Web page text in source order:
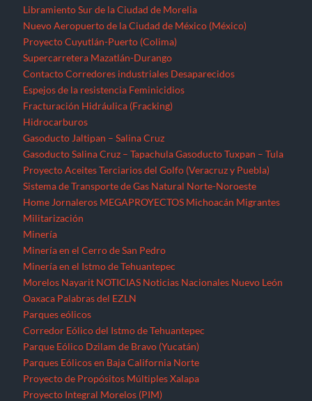
Libramiento Sur de la Ciudad de Morelia
Nuevo Aeropuerto de la Ciudad de México (México)
Proyecto Cuyutlán-Puerto (Colima)
Supercarretera Mazatlán-Durango
Contacto Corredores industriales Desaparecidos
Espejos de la resistencia Feminicidios
Fracturación Hidráulica (Fracking)
Hidrocarburos
Gasoducto Jaltipan – Salina Cruz
Gasoducto Salina Cruz – Tapachula Gasoducto Tuxpan – Tula
Proyecto Aceites Terciarios del Golfo (Veracruz y Puebla)
Sistema de Transporte de Gas Natural Norte-Noroeste
Home Jornaleros MEGAPROYECTOS Michoacán Migrantes
Militarización
Minería
Minería en el Cerro de San Pedro
Minería en el Istmo de Tehuantepec
Morelos Nayarit NOTICIAS Noticias Nacionales Nuevo León
Oaxaca Palabras del EZLN
Parques eólicos
Corredor Eólico del Istmo de Tehuantepec
Parque Eólico Dzilam de Bravo (Yucatán)
Parques Eólicos en Baja California Norte
Proyecto de Propósitos Múltiples Xalapa
Proyecto Integral Morelos (PIM)